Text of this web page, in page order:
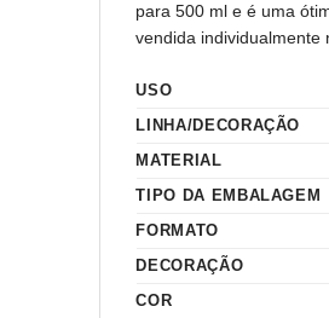
para 500 ml e é uma
vendida individualmente
USO
LINHA/DECORAÇÃO
MATERIAL
TIPO DA EMBALAGEM
FORMATO
DECORAÇÃO
COR